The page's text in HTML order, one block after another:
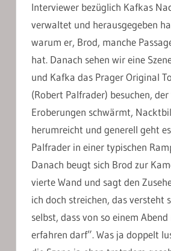
Interviewer bezüglich Kafkas
verwaltet und herausgegeben
warum er, Brod, manche
hat. Danach sehen wir eine
und Kafka das Prager Original
(Robert Palfrader) besuchen,
Eroberungen schwärmt,
herumreicht und generell geht
Palfrader in einer typischen
Danach beugt sich Brod zur
vierte Wand und sagt den
ich doch streichen, das versteht
selbst, dass von so einem
erfahren darf”. Was ja doppelt